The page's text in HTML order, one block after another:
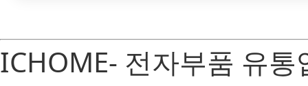
ICHOME- 전자부품 유